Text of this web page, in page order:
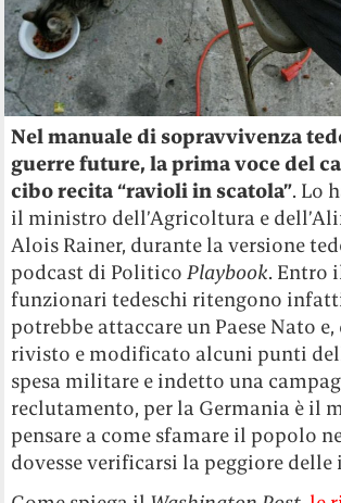
Nel manuale di sopravvivenza
guerre future, la prima voce del
cibo recita “ravioli in scatola”. Lo
il ministro dell’Agricoltura e
Alois Rainer, durante la versione
podcast di PoliticoPlaybook. Entro
funzionari tedeschi ritengono
potrebbe attaccare un Paese Nato
rivisto e modificato alcuni punti
spesa militare e indetto una
reclutamento, per la Germania è il
pensare a come sfamare il popolo
dovesse verificarsi la peggiore delle